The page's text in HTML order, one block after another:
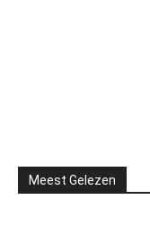
Meest Gelezen